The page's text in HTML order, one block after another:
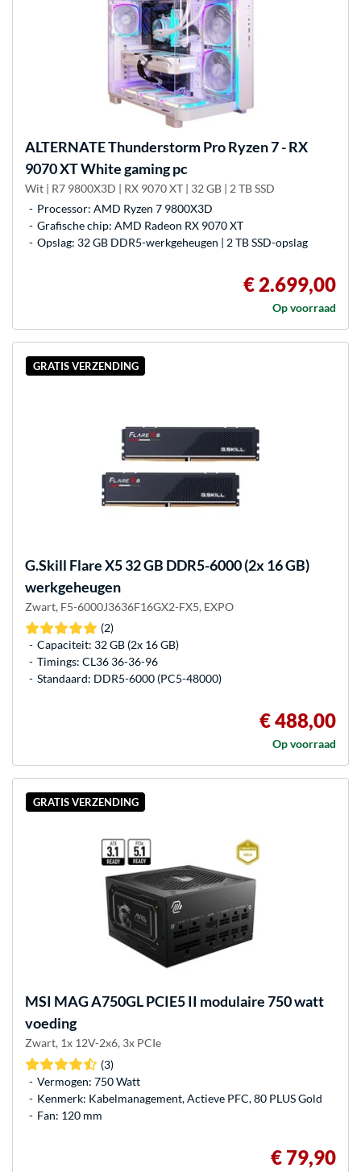
ALTERNATEThunderstorm Pro Ryzen 7 - RX
9070 XT White gaming pc
Wit | R7 9800X3D | RX 9070 XT | 32 GB | 2 TB SSD
Processor: AMD Ryzen 7 9800X3D
Grafische chip: AMD Radeon RX 9070 XT
Opslag: 32 GB DDR5-werkgeheugen | 2 TB SSD-opslag
€ 2.699,00
Op voorraad
GRATIS VERZENDING
G.Skill Flare X5 32 GB DDR5-6000 (2x 16 GB)
werkgeheugen
Zwart, F5-6000J3636F16GX2-FX5, EXPO
(2)
Capaciteit: 32 GB (2x 16 GB)
Timings: CL36 36-36-96
Standaard: DDR5-6000 (PC5-48000)
€ 488,00
Op voorraad
GRATIS VERZENDING
MSI MAG A750GL PCIE5 II modulaire 750 watt
voeding
Zwart, 1x 12V-2x6, 3x PCIe
(3)
Vermogen: 750 Watt
Kenmerk: Kabelmanagement, Actieve PFC, 80 PLUS Gold
Fan: 120 mm
€ 79,90